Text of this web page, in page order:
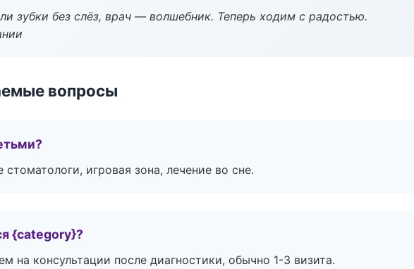
зубки без слёз, врач — волшебник. Теперь ходим с радостью.
вопросы
стоматологи, игровая зона, лечение во сне.
{category}?
на консультации после диагностики, обычно 1-3 визита.